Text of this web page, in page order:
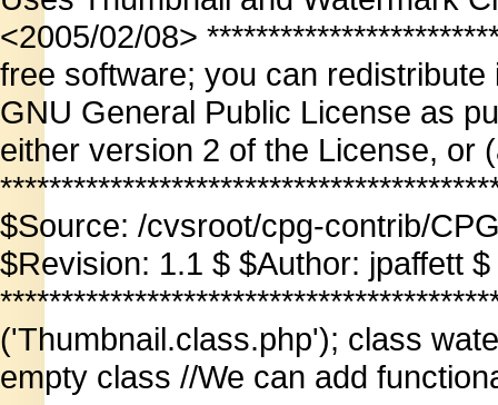
<2005/02/08>
free software; you can
GNU General Public License as
either version 2 of the License, or
$Source: /cvsroot/cpg-contrib/
$Revision: 1.1 $ $Author: jpaffett
('Thumbnail.class.php'); class
empty class //We can add